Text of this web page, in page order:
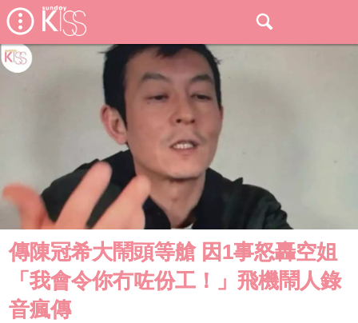
傳陳冠希大鬧頭等艙 因1事怒轟空姐
「我會令你冇咗份工！」飛機鬧人錄
音瘋傳